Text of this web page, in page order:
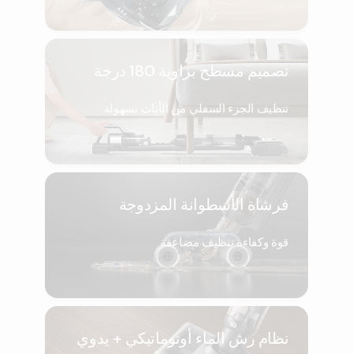
تصميم مسطح بزاوية 180 درجة
تنظيف الجزء السفلي من الأثاث بسهولة
فرشاة الأسطوانة المزدوجة
قوة وكفاءة تنظيف مضاعفة
نظام رش الماء أوتوماتيكي + يدوي